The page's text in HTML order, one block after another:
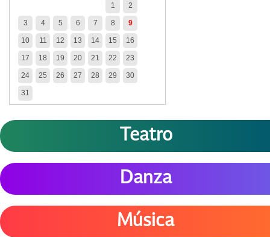
1 2
3 4 5 6 7 8 9
10 11 12 13 14 15 16
17 18 19 20 21 22 23
24 25 26 27 28 29 30
31
Teatro
Danza
Música